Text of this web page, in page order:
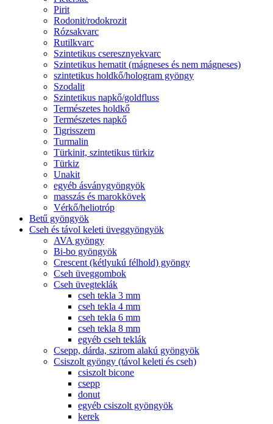
Pirit
Rodonit/rodokrozit
Rózsakvarc
Rutilkvarc
Szintetikus cseresznyekvarc
Szintetikus hematit (mágneses és nem mágneses)
szintetikus holdkő/hologram gyöngy
Szodalit
Szintetikus napkő/goldfluss
Természetes holdkő
Természetes napkő
Tigrisszem
Turmalin
Türkinit, szintetikus türkiz
Türkiz
Unakit
egyéb ásványgyöngyök
masszás és marokkövek
Vérkő/heliotróp
Betű gyöngyök
Cseh és távol keleti üveggyöngyök
AVA gyöngy
Bi-bo gyöngyök
Crescent (kétlyukú félhold) gyöngy
Cseh üveggombok
Cseh üvegteklák
cseh tekla 3 mm
cseh tekla 4 mm
cseh tekla 6 mm
cseh tekla 8 mm
egyéb cseh teklák
Csepp, dárda, szirom alakú gyöngyök
Csiszolt gyöngy (távol keleti és cseh)
csiszolt bicone
csepp
donut
egyéb csiszolt gyöngyök
kerek